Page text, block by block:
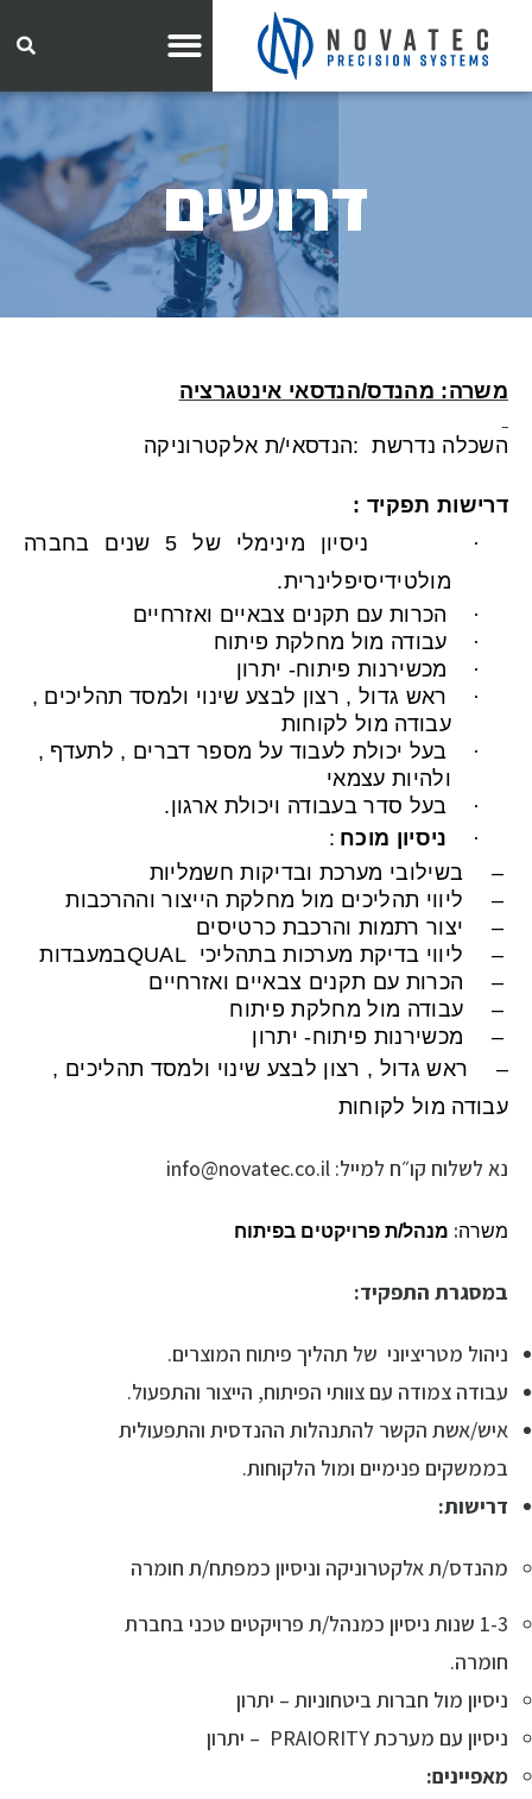
דרושים
משרה: מהנדס/הנדסאי אינטגרציה
השכלה נדרשת :הנדסאי/ת אלקטרוניקה
דרישות תפקיד :
·
ניסיון מינימלי של 5 שנים בחברה
מולטידיסיפלינרית.
·
הכרות עם תקנים צבאיים ואזרחיים
·
עבודה מול מחלקת פיתוח
·
מכשירנות פיתוח- יתרון
·
ראש גדול , רצון לבצע שינוי ולמסד תהליכים ,
עבודה מול לקוחות
·
בעל יכולת לעבוד על מספר דברים , לתעדף ,
ולהיות עצמאי
·
בעל סדר בעבודה ויכולת ארגון.
·
ניסיון מוכח :
–
בשילובי מערכת ובדיקות חשמליות
–
ליווי תהליכים מול מחלקת הייצור וההרכבות
–
יצור רתמות והרכבת כרטיסים
–
ליווי בדיקת מערכות בתהליכי QUALבמעבדות
–
הכרות עם תקנים צבאיים ואזרחיים
–
עבודה מול מחלקת פיתוח
–
מכשירנות פיתוח- יתרון
–
ראש גדול , רצון לבצע שינוי ולמסד תהליכים ,
עבודה מול לקוחות
נא לשלוח קו״ח למייל: info@novatec.co.il
משרה: מנהל/ת פרויקטים בפיתוח
במסגרת התפקיד:
ניהול מטריציוני של תהליך פיתוח המוצרים.
עבודה צמודה עם צוותי הפיתוח, הייצור והתפעול.
איש/אשת הקשר להתנהלות ההנדסית והתפעולית
בממשקים פנימיים ומול הלקוחות.
דרישות:
מהנדס/ת אלקטרוניקה וניסיון כמפתח/ת חומרה
1-3 שנות ניסיון כמנהל/ת פרויקטים טכני בחברת
חומרה.
ניסיון מול חברות ביטחוניות – יתרון
ניסיון עם מערכת PRAIORITY – יתרון
מאפיינים: